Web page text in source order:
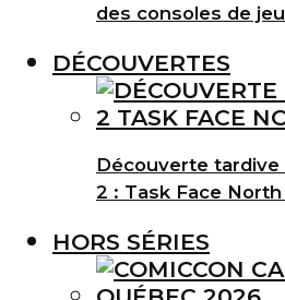
des consoles de
DÉCOUVERTES
Découverte
2 : Task Face North
HORS SÉRIES